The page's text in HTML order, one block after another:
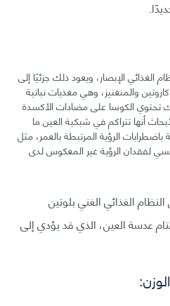
الغذائي الإبصار، ويعود ذلك جزئيًا إلى
والمنغنيز، وهي مغذيات نباتية
الكوسا على مضادات الأكسدة
أنها تتراكم في شبكية العين ما
الرؤية المرتبطة بالعمر، مثل
لفقدان الرؤية غير المعكوس لدى
الغذائي الغني بلوتين
عدسة العين، الذي قد يؤدي إلى